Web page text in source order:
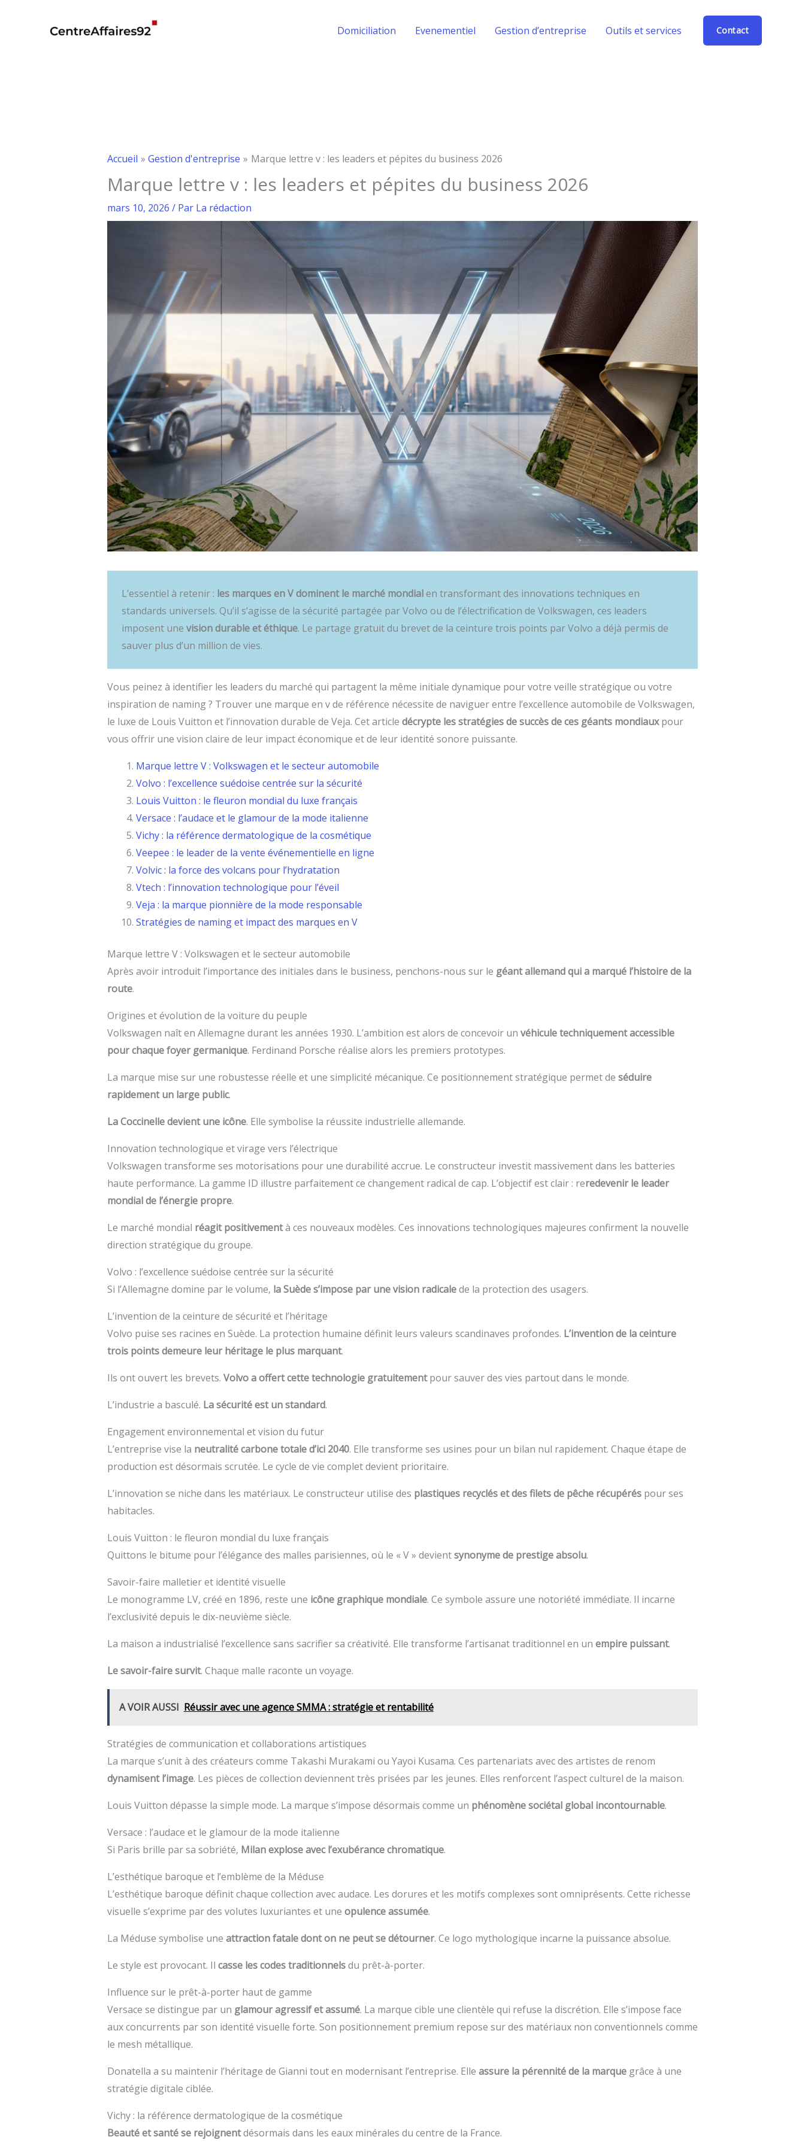
Domiciliation Evenementiel Gestion d’entreprise Outils et services Contact
Accueil Gestion d'entreprise Marque lettre v : les leaders et pépites du business 2026
Marque lettre v : les leaders et pépites du business 2026
mars 10, 2026 / Par La rédaction
L’essentiel à retenir : les marques en V dominent le marché mondialen transformant des innovations techniques en
standards universels. Qu’il s’agisse de la sécurité partagée par Volvo ou de l’électrification de Volkswagen, ces leaders
imposent une vision durable et éthique. Le partage gratuit du brevet de la ceinture trois points par Volvo a déjà permis de
sauver plus d’un million de vies.
Vous peinez à identifier les leaders du marché qui partagent la même initiale dynamique pour votre veille stratégique ou votre
inspiration de naming ? Trouver une marque en v de référence nécessite de naviguer entre l’excellence automobile de Volkswagen,
le luxe de Louis Vuitton et l’innovation durable de Veja. Cet article décrypte les stratégies de succès de ces géants mondiauxpour
vous offrir une vision claire de leur impact économique et de leur identité sonore puissante.
Marque lettre V : Volkswagen et le secteur automobile
Volvo : l’excellence suédoise centrée sur la sécurité
Louis Vuitton : le fleuron mondial du luxe français
Versace : l’audace et le glamour de la mode italienne
Vichy : la référence dermatologique de la cosmétique
Veepee : le leader de la vente événementielle en ligne
Volvic : la force des volcans pour l’hydratation
Vtech : l’innovation technologique pour l’éveil
Veja : la marque pionnière de la mode responsable
Stratégies de naming et impact des marques en V
Marque lettre V : Volkswagen et le secteur automobile
Après avoir introduit l’importance des initiales dans le business, penchons-nous sur le géant allemand qui a marqué l’histoire de la
route.
Origines et évolution de la voiture du peuple
Volkswagen naît en Allemagne durant les années 1930. L’ambition est alors de concevoir un véhicule techniquement accessible
pour chaque foyer germanique. Ferdinand Porsche réalise alors les premiers prototypes.
La marque mise sur une robustesse réelle et une simplicité mécanique. Ce positionnement stratégique permet de séduire
rapidement un large public.
La Coccinelle devient une icône. Elle symbolise la réussite industrielle allemande.
Innovation technologique et virage vers l’électrique
Volkswagen transforme ses motorisations pour une durabilité accrue. Le constructeur investit massivement dans les batteries
haute performance. La gamme ID illustre parfaitement ce changement radical de cap. L’objectif est clair : reredevenir le leader
mondial de l’énergie propre.
Le marché mondial réagit positivementà ces nouveaux modèles. Ces innovations technologiques majeures confirment la nouvelle
direction stratégique du groupe.
Volvo : l’excellence suédoise centrée sur la sécurité
Si l’Allemagne domine par le volume, la Suède s’impose par une vision radicalede la protection des usagers.
L’invention de la ceinture de sécurité et l’héritage
Volvo puise ses racines en Suède. La protection humaine définit leurs valeurs scandinaves profondes. L’invention de la ceinture
trois points demeure leur héritage le plus marquant.
Ils ont ouvert les brevets. Volvo a offert cette technologie gratuitementpour sauver des vies partout dans le monde.
L’industrie a basculé. La sécurité est un standard.
Engagement environnemental et vision du futur
L’entreprise vise la neutralité carbone totale d’ici 2040. Elle transforme ses usines pour un bilan nul rapidement. Chaque étape de
production est désormais scrutée. Le cycle de vie complet devient prioritaire.
L’innovation se niche dans les matériaux. Le constructeur utilise des plastiques recyclés et des filets de pêche récupéréspour ses
habitacles.
Louis Vuitton : le fleuron mondial du luxe français
Quittons le bitume pour l’élégance des malles parisiennes, où le « V » devientsynonyme de prestige absolu.
Savoir-faire malletier et identité visuelle
Le monogramme LV, créé en 1896, reste une icône graphique mondiale. Ce symbole assure une notoriété immédiate. Il incarne
l’exclusivité depuis le dix-neuvième siècle.
La maison a industrialisé l’excellence sans sacrifier sa créativité. Elle transforme l’artisanat traditionnel en un empire puissant.
Le savoir-faire survit. Chaque malle raconte un voyage.
A VOIR AUSSI Réussir avec une agence SMMA : stratégie et rentabilité
Stratégies de communication et collaborations artistiques
La marque s’unit à des créateurs comme Takashi Murakami ou Yayoi Kusama. Ces partenariats avec des artistes de renom
dynamisent l’image. Les pièces de collection deviennent très prisées par les jeunes. Elles renforcent l’aspect culturel de la maison.
Louis Vuitton dépasse la simple mode. La marque s’impose désormais comme un phénomène sociétal global incontournable.
Versace : l’audace et le glamour de la mode italienne
Si Paris brille par sa sobriété, Milan explose avec l’exubérance chromatique.
L’esthétique baroque et l’emblème de la Méduse
L’esthétique baroque définit chaque collection avec audace. Les dorures et les motifs complexes sont omniprésents. Cette richesse
visuelle s’exprime par des volutes luxuriantes et une opulence assumée.
La Méduse symbolise une attraction fatale dont on ne peut se détourner. Ce logo mythologique incarne la puissance absolue.
Le style est provocant. Il casse les codes traditionnelsdu prêt-à-porter.
Influence sur le prêt-à-porter haut de gamme
Versace se distingue par un glamour agressif et assumé. La marque cible une clientèle qui refuse la discrétion. Elle s’impose face
aux concurrents par son identité visuelle forte. Son positionnement premium repose sur des matériaux non conventionnels comme
le mesh métallique.
Donatella a su maintenir l’héritage de Gianni tout en modernisant l’entreprise. Elle assure la pérennité de la marquegrâce à une
stratégie digitale ciblée.
Vichy : la référence dermatologique de la cosmétique
Beauté et santé se rejoignentdésormais dans les eaux minérales du centre de la France.